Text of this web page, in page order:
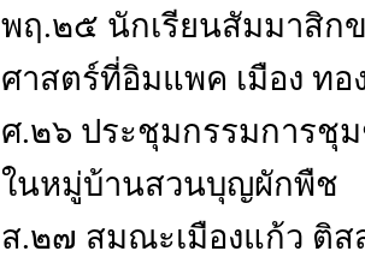
พฤ.๒๕ นักเรียนสัมมาสิก
ศาสตร์ที่อิมแพค เมือง ท
ศ.๒๖ ประชุมกรรมการชุ
ในหมู่บ้านสวนบุญผักพืช
ส.๒๗ สมณะเมืองแก้ว ติส